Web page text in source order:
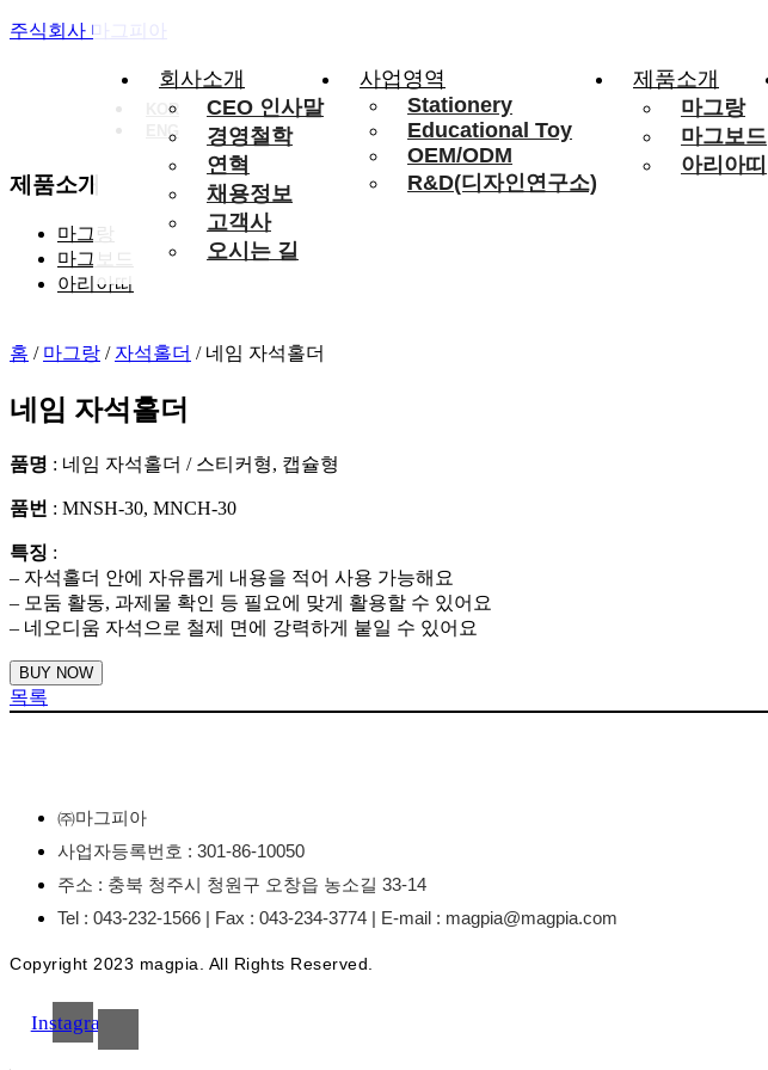
주식회사 마그피아
KOR
ENG
회사소개
CEO 인사말
경영철학
연혁
채용정보
고객사
오시는 길
사업영역
Stationery
Educational Toy
OEM/ODM
R&D(디자인연구소)
제품소개
마그랑
마그보드
아리아띠
제품소개
마그랑
마그보드
아리아띠
홈 / 마그랑 / 자석홀더 / 네임 자석홀더
네임 자석홀더
품명 : 네임 자석홀더 / 스티커형, 캡슐형
품번 : MNSH-30, MNCH-30
특징 :
– 자석홀더 안에 자유롭게 내용을 적어 사용 가능해요
– 모둠 활동, 과제물 확인 등 필요에 맞게 활용할 수 있어요
– 네오디움 자석으로 철제 면에 강력하게 붙일 수 있어요
BUY NOW
목록
㈜마그피아
사업자등록번호 : 301-86-10050
주소 : 충북 청주시 청원구 오창읍 농소길 33-14
Tel : 043-232-1566 | Fax : 043-234-3774 | E-mail : magpia@magpia.com
Copyright 2023 magpia. All Rights Reserved.
Instagram